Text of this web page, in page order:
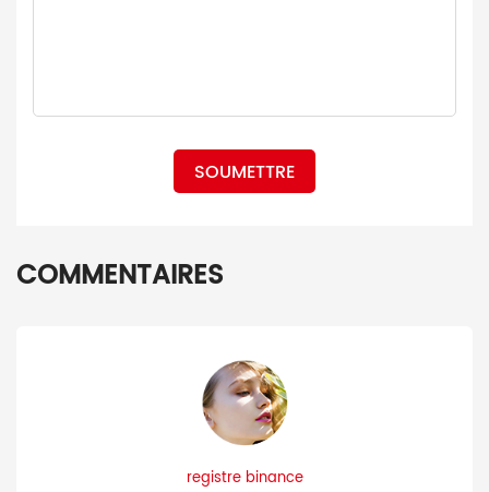
SOUMETTRE
COMMENTAIRES
registre binance